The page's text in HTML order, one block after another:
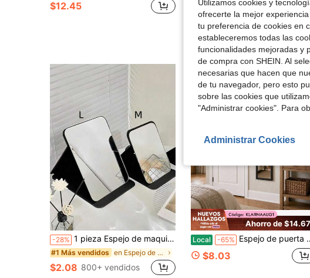
$12.45 #6 Más vendidos en Envío rápido Espejos de suelo y de cuerpo enter
$38.10
300+ vendidos
Free Shipping
-28% 1 pieza Espejo de maquillaje de cuero, espejo de belleza plegable y portátil de gran tamaño, adecuado para dormitorios escolares, dormitorios, baños, oficinas, casas de alquiler, accesorios de baño, decoración del hogar, decoración de la habitación, decoración del dormitorio, viajes, bodas
#1 Más vendidos en Espejo de pared
$2.08 800+ vendidos
Ahorro de $14.67
Local -65% Espejo de puerta moderno negro de 13.5" X 49.5" para dormitorio y sala de estar
$8.03
Utilizamos cookies y
ofrecerte la mejor
tu preferencia de cookies en
estableceremos todas las
funcionalidades mejoradas y
de compra con SHEIN. Al
necesarias que hacen que
de tu navegador, pero esto
sobre las cookies que
"Administrar cookies". Para
Administrar Cookies